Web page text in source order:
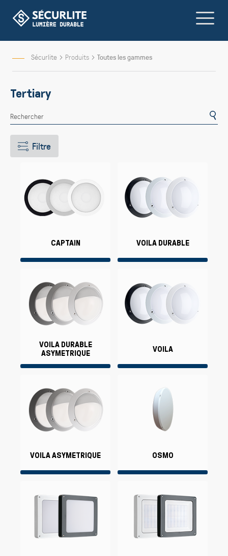
contenu
Sécurlite Produits Toutes les gammes
Tertiary
Filtre
CAPTAIN VOILA DURABLE
VOILA DURABLE
ASYMETRIQUE
VOILA
VOILA ASYMETRIQUE OSMO